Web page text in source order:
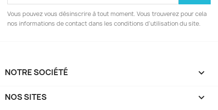
Vous pouvez vous désinscrire à tout moment. Vous trouverez pour cela
nos informations de contact dans les conditions d'utilisation du site.
NOTRE SOCIÉTÉ 
NOS SITES 